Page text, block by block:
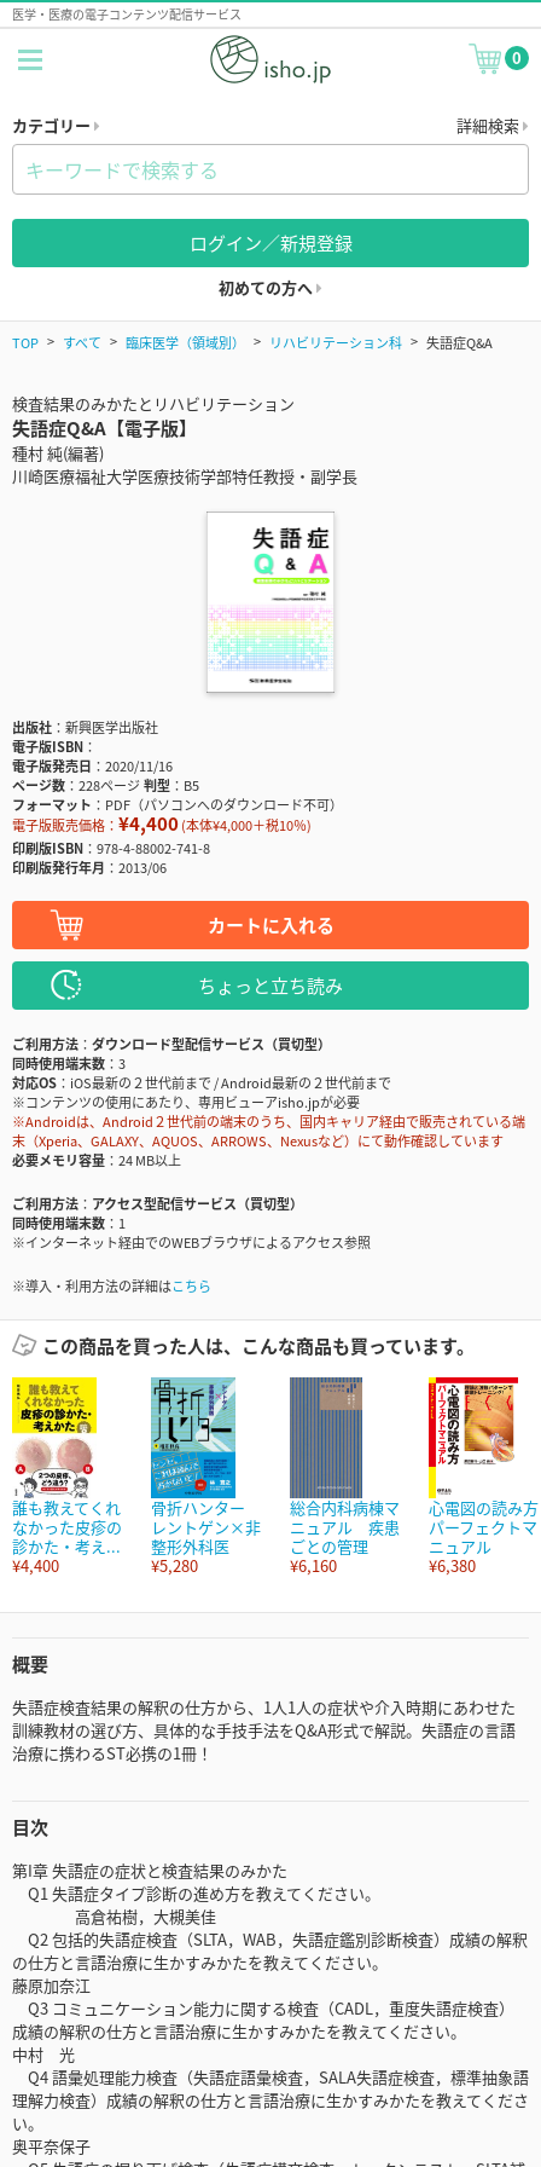
医学・医療の電子コンテンツ配信サービス
0
カテゴリー 詳細検索
ログイン／新規登録
初めての方へ
TOP すべて 臨床医学（領域別） リハビリテーション科 失語症Q&A
検査結果のみかたとリハビリテーション
失語症Q&A【電子版】
種村 純(編著)
川崎医療福祉大学医療技術学部特任教授・副学長
出版社
新興医学出版社
電子版ISBN
電子版発売日
2020/11/16
ページ数
228ページ判型
B5
フォーマット
PDF（パソコンへのダウンロード不可）
電子版販売価格： ¥4,400(本体¥4,000＋税10％)
印刷版ISBN
978-4-88002-741-8
印刷版発行年月
2013/06
カートに入れる
ちょっと立ち読み
ご利用方法
ダウンロード型配信サービス（買切型）
同時使用端末数
3
対応OS
iOS最新の２世代前まで / Android最新の２世代前まで
※コンテンツの使用にあたり、専用ビューアisho.jpが必要
※Androidは、Android２世代前の端末のうち、国内キャリア経由で販売されている端
末（Xperia、GALAXY、AQUOS、ARROWS、Nexusなど）にて動作確認しています
必要メモリ容量
24 MB以上
ご利用方法
アクセス型配信サービス（買切型）
同時使用端末数
1
※インターネット経由でのWEBブラウザによるアクセス参照
※導入・利用方法の詳細はこちら
この商品を買った人は、こんな商品も買っています。
誰も教えてくれ
なかった皮疹の
診かた・考え...
¥4,400
骨折ハンター
レントゲン×非
整形外科医
¥5,280
総合内科病棟マ
ニュアル 疾患
ごとの管理
¥6,160
心電図の読み方
パーフェクトマ
ニュアル
¥6,380
概要
失語症検査結果の解釈の仕方から、1人1人の症状や介入時期にあわせた
訓練教材の選び方、具体的な手技手法をQ&A形式で解説。失語症の言語
治療に携わるST必携の1冊！
目次
第I章 失語症の症状と検査結果のみかた
Q1 失語症タイプ診断の進め方を教えてください。
高倉祐樹，大槻美佳
Q2 包括的失語症検査（SLTA，WAB，失語症鑑別診断検査）成績の解釈
の仕方と言語治療に生かすみかたを教えてください。
藤原加奈江
Q3 コミュニケーション能力に関する検査（CADL，重度失語症検査）
成績の解釈の仕方と言語治療に生かすみかたを教えてください。
中村 光
Q4 語彙処理能力検査（失語症語彙検査，SALA失語症検査，標準抽象語
理解力検査）成績の解釈の仕方と言語治療に生かすみかたを教えてくださ
い。
奥平奈保子